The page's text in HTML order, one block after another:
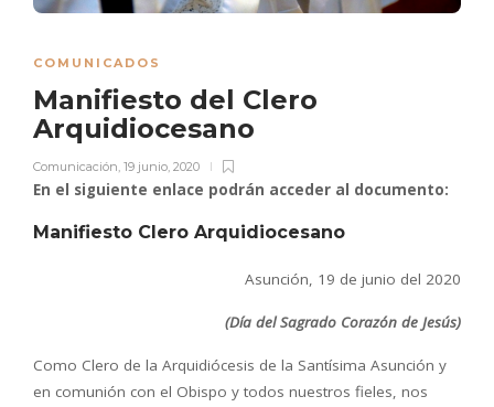
COMUNICADOS
Manifiesto del Clero
Arquidiocesano
Comunicación, 19 junio, 2020
En el siguiente enlace podrán acceder al documento:
Manifiesto Clero Arquidiocesano
Asunción, 19 de junio del 2020
(Día del Sagrado Corazón de Jesús)
Como Clero de la Arquidiócesis de la Santísima Asunción y
en comunión con el Obispo y todos nuestros fieles, nos